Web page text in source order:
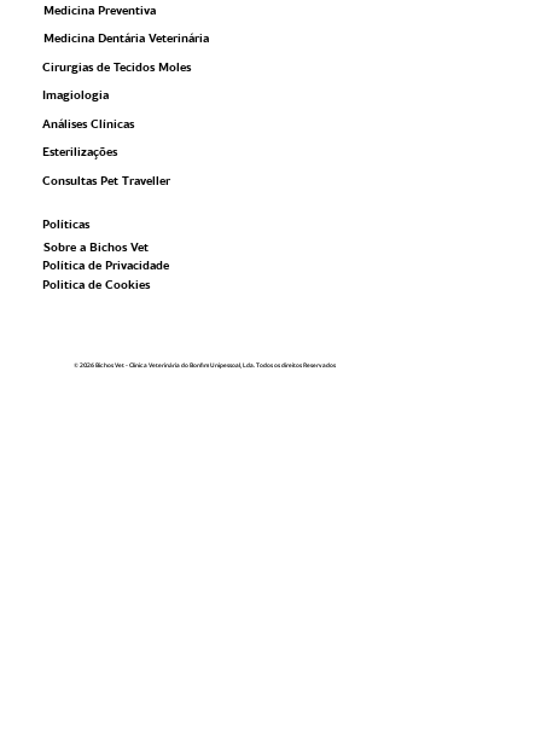
Políticas
Sobre a Bichos Vet
Política de Privacidade
Politica de Cookies
Medicina Preventiva
Medicina Dentária Veterinária
Cirurgias de Tecidos Moles
Imagiologia
Análises Clínicas
Esterilizações
Consultas Pet Traveller
© 2026 Bichos Vet - Clínica Veterinária do Bonfim Unipessoal, Lda. Todos os direitos Reservados